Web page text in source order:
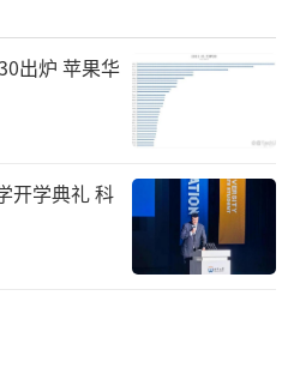
出炉 苹果华
开学典礼 科